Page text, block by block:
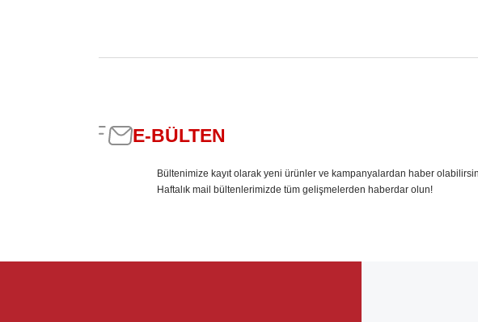
E-BÜLTEN
Bültenimize kayıt olarak yeni ürünler ve kampanyalardan haber
Haftalık mail bültenlerimizde tüm gelişmelerden haberdar olun!